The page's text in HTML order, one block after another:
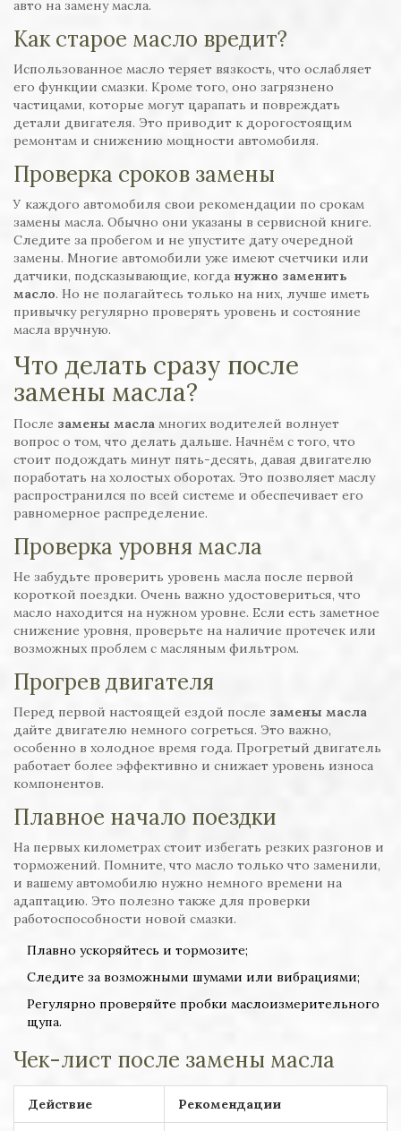
авто на замену масла.
Как старое масло вредит?
Использованное масло теряет вязкость, что ослабляет
его функции смазки. Кроме того, оно загрязнено
частицами, которые могут царапать и повреждать
детали двигателя. Это приводит к дорогостоящим
ремонтам и снижению мощности автомобиля.
Проверка сроков замены
У каждого автомобиля свои рекомендации по срокам
замены масла. Обычно они указаны в сервисной книге.
Следите за пробегом и не упустите дату очередной
замены. Многие автомобили уже имеют счетчики или
датчики, подсказывающие, когда нужно заменить
масло. Но не полагайтесь только на них, лучше иметь
привычку регулярно проверять уровень и состояние
масла вручную.
Что делать сразу после
замены масла?
После замены масла многих водителей волнует
вопрос о том, что делать дальше. Начнём с того, что
стоит подождать минут пять-десять, давая двигателю
поработать на холостых оборотах. Это позволяет маслу
распространился по всей системе и обеспечивает его
равномерное распределение.
Проверка уровня масла
Не забудьте проверить уровень масла после первой
короткой поездки. Очень важно удостовериться, что
масло находится на нужном уровне. Если есть заметное
снижение уровня, проверьте на наличие протечек или
возможных проблем с масляным фильтром.
Прогрев двигателя
Перед первой настоящей ездой после замены масла
дайте двигателю немного согреться. Это важно,
особенно в холодное время года. Прогретый двигатель
работает более эффективно и снижает уровень износа
компонентов.
Плавное начало поездки
На первых километрах стоит избегать резких разгонов и
торможений. Помните, что масло только что заменили,
и вашему автомобилю нужно немного времени на
адаптацию. Это полезно также для проверки
работоспособности новой смазки.
Плавно ускоряйтесь и тормозите;
Следите за возможными шумами или вибрациями;
Регулярно проверяйте пробки маслоизмерительного
щупа.
Чек-лист после замены масла
Действие Рекомендации